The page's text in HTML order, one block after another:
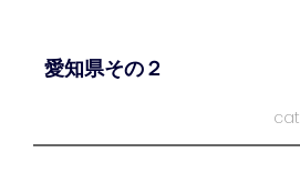
愛知県その２